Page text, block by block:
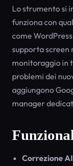
Lo strumento si
funziona con
come
supporta screen
monitoraggio in
problemi dei
aggiungono
manager
Correzione AI